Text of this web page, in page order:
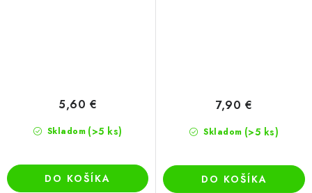
Skladom (>5 ks)
5,60 €
DO KOŠÍKA
Skladom (>5 ks)
7,90 €
DO KOŠÍKA